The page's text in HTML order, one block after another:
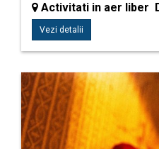
Activitati in aer liber
Vezi detalii